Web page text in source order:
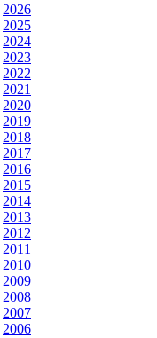
2026
2025
2024
2023
2022
2021
2020
2019
2018
2017
2016
2015
2014
2013
2012
2011
2010
2009
2008
2007
2006